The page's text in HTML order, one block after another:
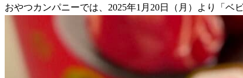
おやつカンパニーでは、2025年1月20日（月）より「